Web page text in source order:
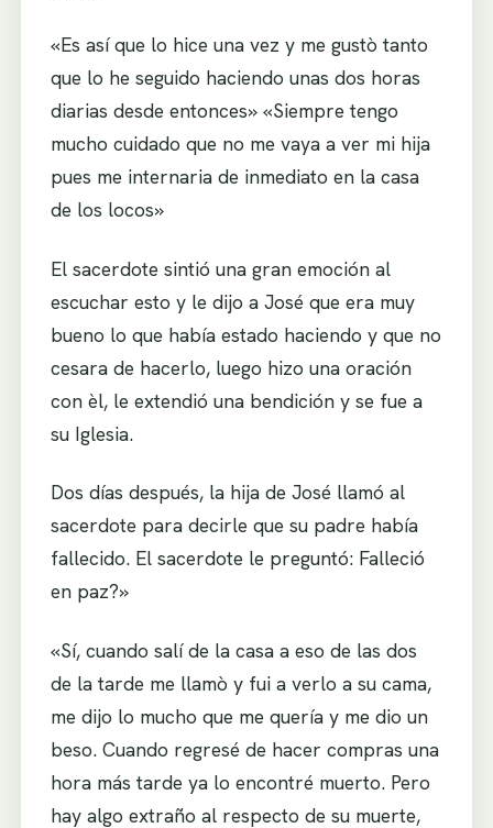
«Es así que lo hice una vez y me gustò tanto
que lo he seguido haciendo unas dos horas
diarias desde entonces» «Siempre tengo
mucho cuidado que no me vaya a ver mi hija
pues me internaria de inmediato en la casa
de los locos»
El sacerdote sintió una gran emoción al
escuchar esto y le dijo a José que era muy
bueno lo que había estado haciendo y que no
cesara de hacerlo, luego hizo una oración
con èl, le extendió una bendición y se fue a
su Iglesia.
Dos días después, la hija de José llamó al
sacerdote para decirle que su padre había
fallecido. El sacerdote le preguntó: Falleció
en paz?»
«Sí, cuando salí de la casa a eso de las dos
de la tarde me llamò y fui a verlo a su cama,
me dijo lo mucho que me quería y me dio un
beso. Cuando regresé de hacer compras una
hora más tarde ya lo encontré muerto. Pero
hay algo extraño al respecto de su muerte,